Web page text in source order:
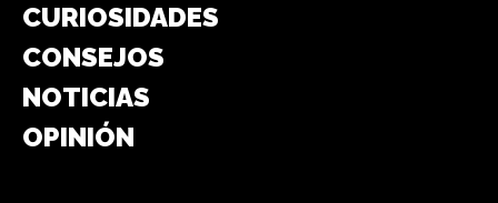
CURIOSIDADES
CONSEJOS
NOTICIAS
OPINIÓN